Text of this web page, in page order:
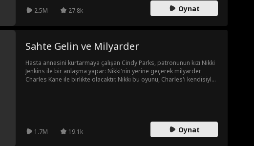
2.5M 27.8k Oynat
Sahte Gelin ve Milyarder
Hasta annesini kurtarmaya çalışan Cindy Parks, patronunun kızı Nikki
Jenkins ile bir anlaşma yapar: Nikki'nin yerine geçerek milyarder
Charles Kane ile birlikte olacaktır. Nikki bu oyunu, Charles'ı kendisiyle
1.7M 19.1k Oynat